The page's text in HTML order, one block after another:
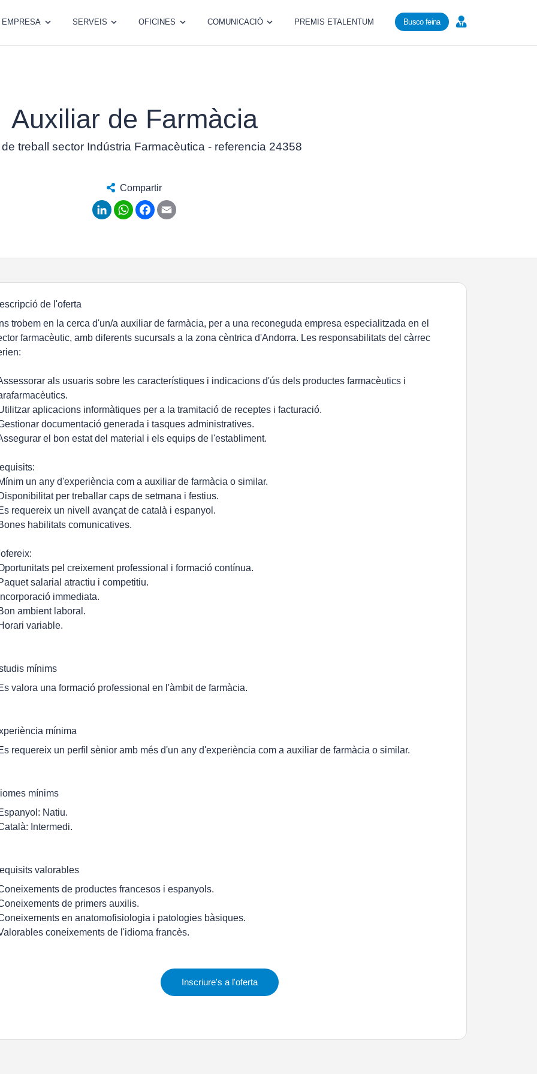
EMPRESA SERVEIS OFICINES COMUNICACIÓ PREMIS ETALENTUM Busco feina
Auxiliar de Farmàcia
de treball sector Indústria Farmacèutica - referencia 24358
Compartir
LinkedInWhatsApp
Facebook
de l'oferta
trobem en la cerca d'un/a auxiliar de farmàcia, per a una reconeguda empresa especialitzada en el
farmacèutic, amb diferents sucursals a la zona cèntrica d'Andorra. Les responsabilitats del càrrec
als usuaris sobre les característiques i indicacions d'ús dels productes farmacèutics i
aplicacions informàtiques per a la tramitació de receptes i facturació.
documentació generada i tasques administratives.
el bon estat del material i els equips de l'establiment.
un any d'experiència com a auxiliar de farmàcia o similar.
per treballar caps de setmana i festius.
requereix un nivell avançat de català i espanyol.
habilitats comunicatives.
pel creixement professional i formació contínua.
salarial atractiu i competitiu.
immediata.
ambient laboral.
variable.
mínims
valora una formació professional en l'àmbit de farmàcia.
mínima
requereix un perfil sènior amb més d'un any d'experiència com a auxiliar de farmàcia o similar.
mínims
Natiu.
Intermedi.
valorables
de productes francesos i espanyols.
de primers auxilis.
en anatomofisiologia i patologies bàsiques.
coneixements de l'idioma francès.
Inscriure's a l'oferta